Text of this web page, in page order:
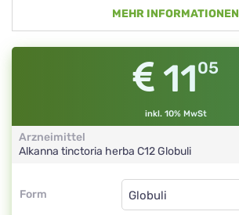
MEHR INFORMATIONEN
1105
inkl. 10% MwSt
Arzneimittel
Alkanna tinctoria herba C12Globuli
Form
Form